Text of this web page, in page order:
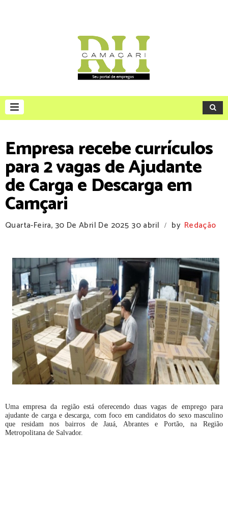
Empresa recebe currículos
para 2 vagas de Ajudante
de Carga e Descarga em
Camçari
Quarta-Feira, 30 De Abril De 2025 30 abril / by Redação
Uma empresa da região está oferecendo duas vagas de emprego para
ajudante de carga e descarga, com foco em candidatos do sexo masculino
que residam nos bairros de Jauá, Abrantes e Portão, na Região
Metropolitana de Salvador.